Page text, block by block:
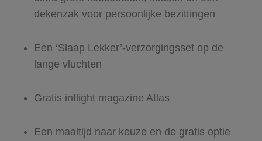
dekenzak voor persoonlijke bezittingen
Een ‘Slaap Lekker’-verzorgingsset op de
lange vluchten
Gratis inflight magazine Atlas
Een maaltijd naar keuze en de gratis optie